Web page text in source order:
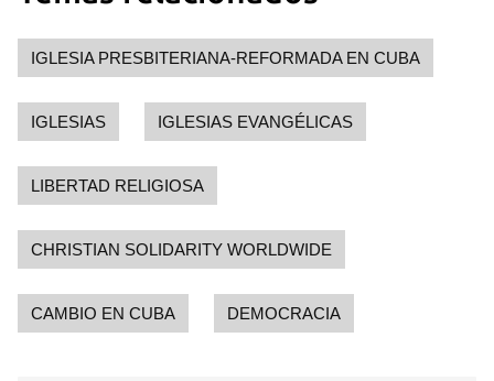
IGLESIA PRESBITERIANA-REFORMADA EN CUBA
IGLESIAS IGLESIAS EVANGÉLICAS
LIBERTAD RELIGIOSA
CHRISTIAN SOLIDARITY WORLDWIDE
CAMBIO EN CUBA DEMOCRACIA